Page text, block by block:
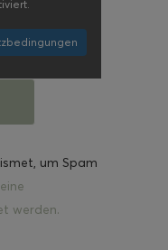
um Spam
werden.